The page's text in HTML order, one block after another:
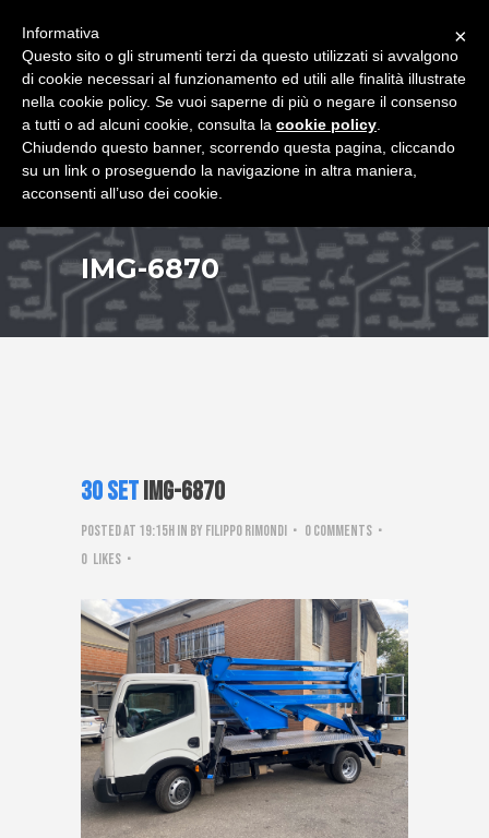
IMG-6870
30 SetIMG-6870
Posted at 19:15hin by Filippo Rimondi
0 Comments
0 Likes
×
Informativa
Questo sito o gli strumenti terzi da questo utilizzati si avvalgono
di cookie necessari al funzionamento ed utili alle finalità illustrate
nella cookie policy. Se vuoi saperne di più o negare il consenso
a tutti o ad alcuni cookie, consulta la cookie policy
Chiudendo questo banner, scorrendo questa pagina, cliccando
su un link o proseguendo la navigazione in altra maniera,
acconsenti all’uso dei cookie.